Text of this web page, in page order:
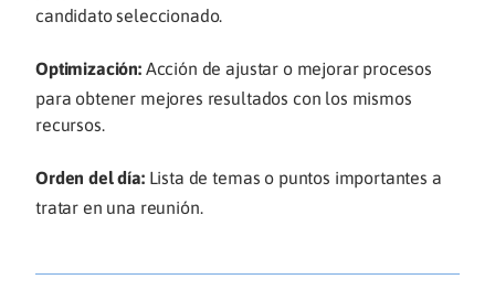
candidato seleccionado.
Optimización: Acción de ajustar o mejorar procesos
para obtener mejores resultados con los mismos
recursos.
Orden del día:Lista de temas o puntos importantes a
tratar en una reunión.